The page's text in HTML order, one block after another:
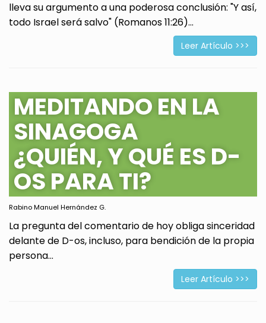
lleva su argumento a una poderosa conclusión: "Y así,
todo Israel será salvo" (Romanos 11:26)...
Leer Artículo >>>
MEDITANDO EN LA
SINAGOGA
¿QUIÉN, Y QUÉ ES D-
OS PARA TI?
Rabino Manuel Hernández G.
La pregunta del comentario de hoy obliga sinceridad
delante de D-os, incluso, para bendición de la propia
persona...
Leer Artículo >>>